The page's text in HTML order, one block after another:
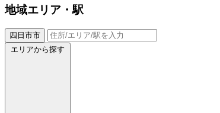
地域エリア・駅
四日市市
エリアから探す